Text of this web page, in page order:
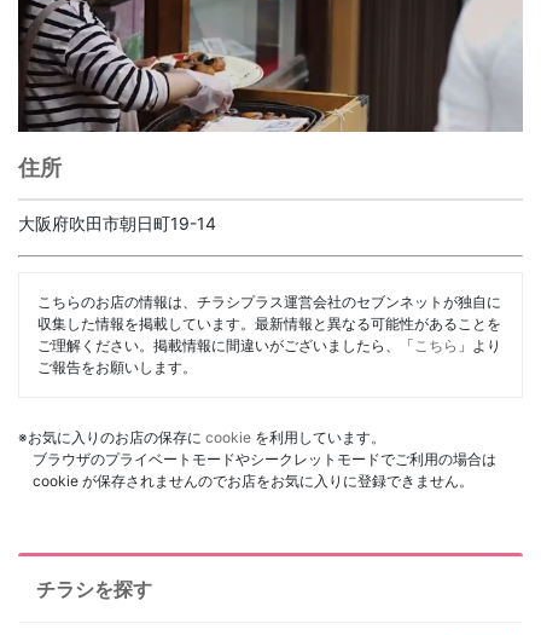
住所
大阪府吹田市朝日町19-14
こちらのお店の情報は、チラシプラス運営会社のセブンネットが独自に
収集した情報を掲載しています。最新情報と異なる可能性があることを
ご理解ください。掲載情報に間違いがございましたら、「 こちら 」より
ご報告をお願いします。
※お気に入りのお店の保存に cookie を利用しています。
ブラウザのプライベートモードやシークレットモードでご利用の場合は
cookie が保存されませんのでお店をお気に入りに登録できません。
チラシを探す